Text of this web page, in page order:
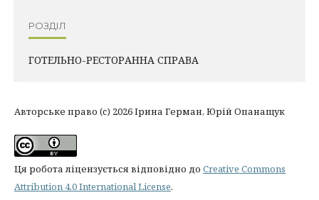
РОЗДІЛ
ГОТЕЛЬНО-РЕСТОРАННА СПРАВА
Авторське право (c) 2026 Ірина Герман, Юрій Опанащук
Ця робота ліцензується відповідно до Creative Commons
Attribution 4.0 International License.